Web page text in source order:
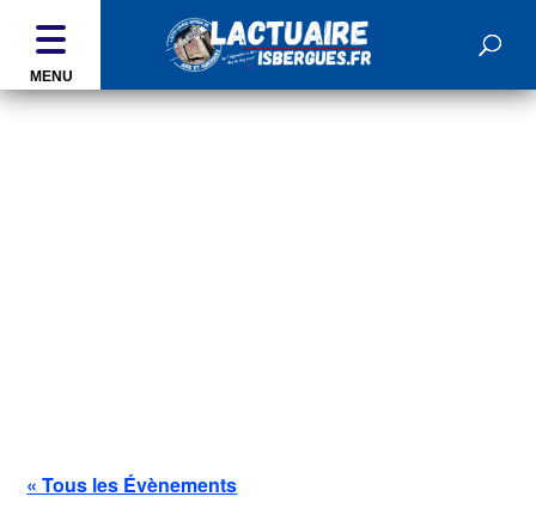
MENU
« Tous les Évènements